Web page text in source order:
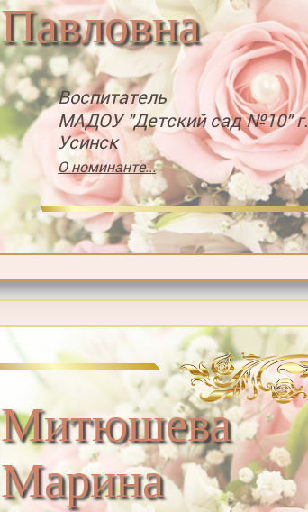
Павловна
Воспитатель
МАДОУ "Детский сад №10" г.
Усинск
О номинанте...
Митюшева
Марина